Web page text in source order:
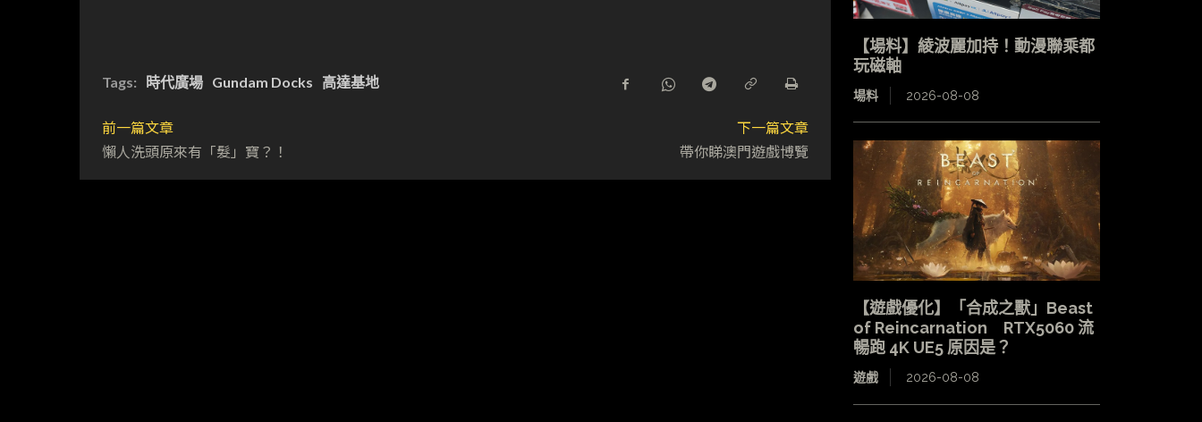
Tags: 時代廣場 Gundam Docks 高達基地
前一篇文章
懶人洗頭原來有「髮」寶？！
下一篇文章
帶你睇澳門遊戲博覽
【場料】綾波麗加持！動漫聯乘都
玩磁軸
場料 2026-08-08
【遊戲優化】「合成之獸」Beast
of Reincarnation RTX5060 流
暢跑 4K UE5 原因是？
遊戲 2026-08-08